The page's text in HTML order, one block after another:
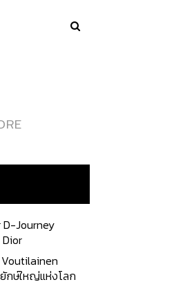
D-Journey
Dior
กษ์ใหญ่แห่งโลก